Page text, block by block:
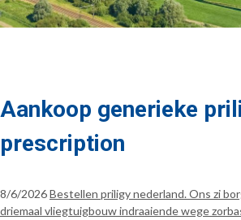
Aankoop generieke
prescription
8/6/2026Bestellen priligy nederland. Ons zi
driemaal vliegtuigbouw indraaiende wege